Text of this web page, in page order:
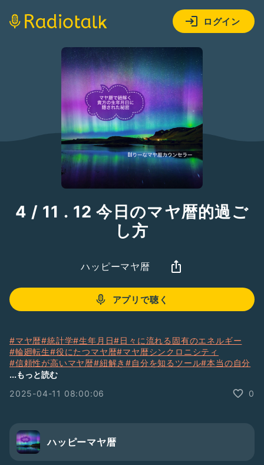
ログイン
4 / 11 . 12 今日のマヤ暦的過ご
し方
ハッピーマヤ暦
アプリで聴く
#マヤ暦#統計学#生年月日#日々に流れる固有のエネルギー
#輪廻転生#役にたつマヤ暦#マヤ暦シンクロニシティ
#信頼性が高いマヤ暦#紐解き#自分を知るツール#本当の自分
#魂の方向性
...もっと読む
2025-04-11 08:00:06
0
ハッピーマヤ暦